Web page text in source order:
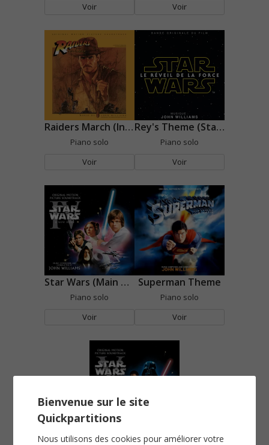
Voir
Voir
Raiders March (Indiana Jones)
Piano solo
Voir
Rey's Theme (Star Wars)
Piano solo
Voir
Star Wars (Main Theme)
Piano solo
Voir
Superman Theme
Piano solo
Voir
The Imperial March (Star Wars)
Bienvenue sur le site
Quickpartitions
Nous utilisons des cookies pour améliorer votre